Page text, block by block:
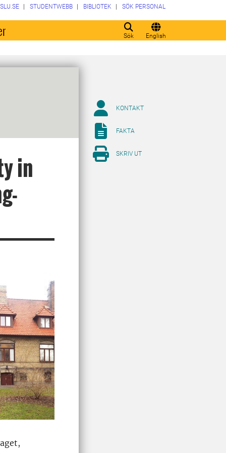
Sök English
SLU.SE STUDENTWEBB BIBLIOTEK SÖK PERSONAL
in
KONTAKT
FAKTA
SKRIV UT